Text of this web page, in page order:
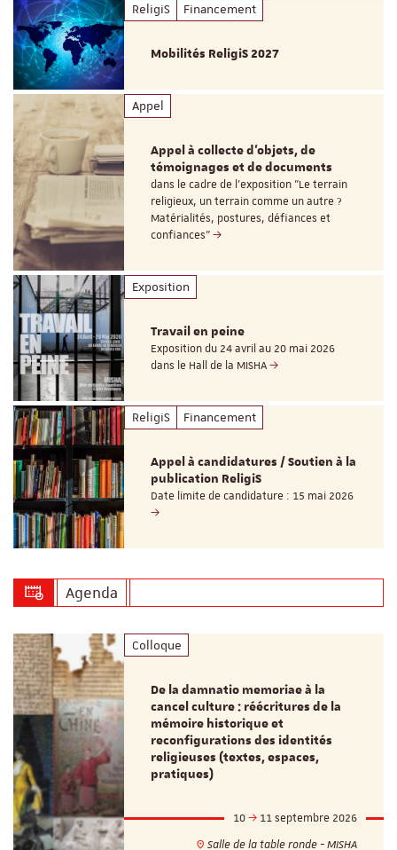
ReligiS Financement
Mobilités ReligiS 2027
Appel
Appel à collecte d'objets, de
témoignages et de documents
dans le cadre de l'exposition "Le terrain
religieux, un terrain comme un autre ?
Matérialités, postures, défiances et
confiances"
Exposition
Travail en peine
Exposition du 24 avril au 20 mai 2026
dans le Hall de la MISHA
ReligiS Financement
Appel à candidatures / Soutien à la
publication ReligiS
Date limite de candidature : 15 mai 2026
Agenda
Colloque
De la damnatio memoriae à la
cancel culture : réécritures de la
mémoire historique et
reconfigurations des identités
religieuses (textes, espaces,
pratiques)
10
11 septembre 2026
Salle de la table ronde - MISHA